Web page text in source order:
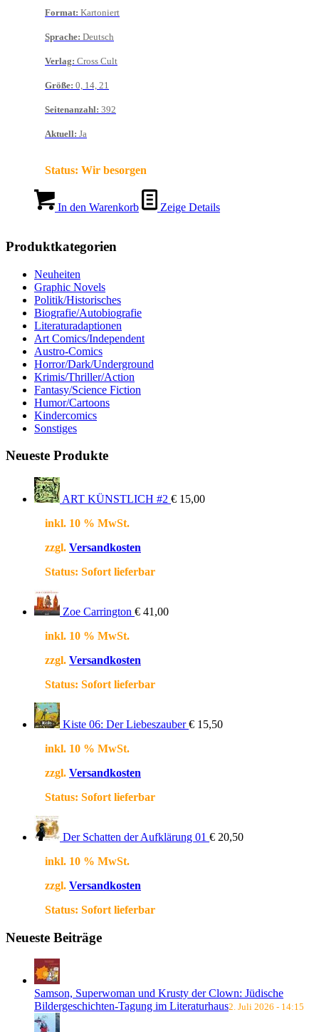
Format: Kartoniert
Sprache: Deutsch
Verlag: Cross Cult
Größe: 0, 14, 21
Seitenanzahl: 392
Aktuell: Ja
Status: Wir besorgen
In den Warenkorb Zeige Details
Produktkategorien
Neuheiten
Graphic Novels
Politik/Historisches
Biografie/Autobiografie
Literaturadaptionen
Art Comics/Independent
Austro-Comics
Horror/Dark/Underground
Krimis/Thriller/Action
Fantasy/Science Fiction
Humor/Cartoons
Kindercomics
Sonstiges
Neueste Produkte
ART KÜNSTLICH #2 € 15,00
inkl. 10 % MwSt.
zzgl. Versandkosten
Status: Sofort lieferbar
Zoe Carrington € 41,00
inkl. 10 % MwSt.
zzgl. Versandkosten
Status: Sofort lieferbar
Kiste 06: Der Liebeszauber € 15,50
inkl. 10 % MwSt.
zzgl. Versandkosten
Status: Sofort lieferbar
Der Schatten der Aufklärung 01 € 20,50
inkl. 10 % MwSt.
zzgl. Versandkosten
Status: Sofort lieferbar
Neueste Beiträge
Samson, Superwoman und Krusty der Clown: Jüdische
Bildergeschichten-Tagung im Literaturhaus2. Juli 2026 - 14:15